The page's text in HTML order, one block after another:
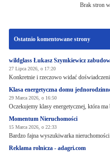
Brak stron
Ostatnio komentowane strony
wildglass Łukasz Szymkiewicz
27 Lipca 2026, o 17:20
Konkretnie i rzeczowo widać
Klasa energetyczna domu
29 Marca 2026, o 16:50
Oczekujemy klasy energetycznej, która
Momentum Nieruchomości
15 Marca 2026, o 22:33
Bardzo fajna wyszukiwarka
Reklama rolnicza - adagri.com